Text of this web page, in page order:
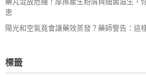
患
陽光和空氣竟會讓藥效蒸發？藥師警告：這
標籤